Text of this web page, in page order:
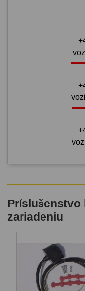
Príslušenstvo
zariadeniu